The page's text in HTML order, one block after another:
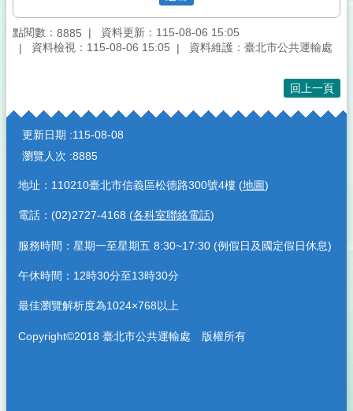
點閱數： 8885
資料更新：115-08-06 15:05
資料檢視：115-08-06 15:05
資料維護：臺北市公共運輸處
回上一頁
:::
更新日期
115-08-08
瀏覽人次 8885
地址：110210臺北市信義區松德路300號4樓 (地圖)
電話：(02)2727-4168 (各科室聯絡電話)
服務時間：星期一至星期五 8:30~17:30 (例假日及國定假日休息)
午休時間：12時30分至13時30分
最佳瀏覽解析度為1024×768以上
Copyright©2018 臺北市公共運輸處 版權所有